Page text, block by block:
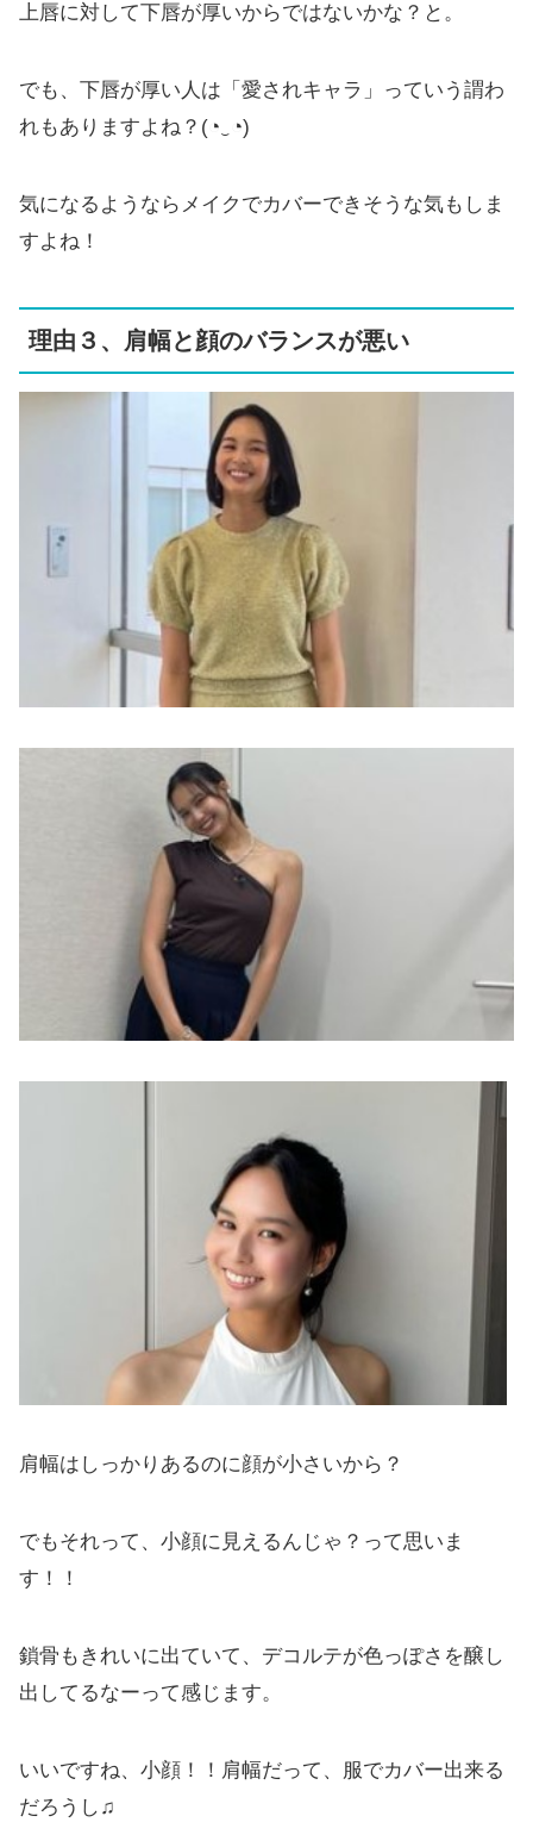
上唇に対して下唇が厚いからではないかな？と。
でも、下唇が厚い人は「愛されキャラ」っていう謂わ
れもありますよね？(⁠◔⁠‿⁠◔⁠)
気になるようならメイクでカバーできそうな気もしま
すよね！
理由３、肩幅と顔のバランスが悪い
肩幅はしっかりあるのに顔が小さいから？
でもそれって、小顔に見えるんじゃ？って思いま
す！！
鎖骨もきれいに出ていて、デコルテが色っぽさを醸し
出してるなーって感じます。
いいですね、小顔！！肩幅だって、服でカバー出来る
だろうし♫